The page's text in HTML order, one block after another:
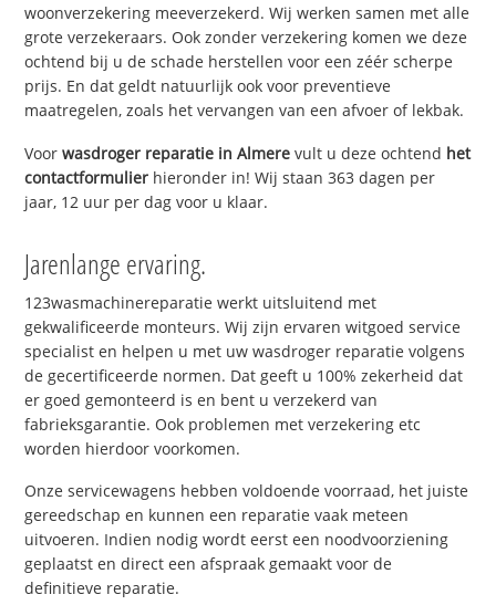
woonverzekering meeverzekerd. Wij werken samen met alle
grote verzekeraars. Ook zonder verzekering komen we deze
ochtend bij u de schade herstellen voor een zéér scherpe
prijs. En dat geldt natuurlijk ook voor preventieve
maatregelen, zoals het vervangen van een afvoer of lekbak.
Voorwasdroger reparatie in Almere vult u deze ochtend het
contactformulier hieronder in! Wij staan 363 dagen per
jaar, 12 uur per dag voor u klaar.
Jarenlange ervaring.
123wasmachinereparatie werkt uitsluitend met
gekwalificeerde monteurs. Wij zijn ervaren witgoed service
specialist en helpen u met uw wasdroger reparatie volgens
de gecertificeerde normen. Dat geeft u 100% zekerheid dat
er goed gemonteerd is en bent u verzekerd van
fabrieksgarantie. Ook problemen met verzekering etc
worden hierdoor voorkomen.
Onze servicewagens hebben voldoende voorraad, het juiste
gereedschap en kunnen een reparatie vaak meteen
uitvoeren. Indien nodig wordt eerst een noodvoorziening
geplaatst en direct een afspraak gemaakt voor de
definitieve reparatie.